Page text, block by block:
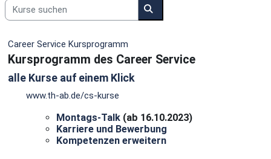
Kurse suchen
Kurse suchen
Career Service Kursprogramm
Kursprogramm des Career Service
alle Kurse auf einem Klick
www.th-ab.de/cs-kurse
Montags-Talk (ab 16.10.2023)
Karriere und Bewerbung
Kompetenzen erweitern